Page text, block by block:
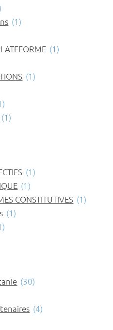
(1)
(1)
(1)
(1)
(1)
(1)
CONSTITUTIVES (1)
(1)
(30)
(4)